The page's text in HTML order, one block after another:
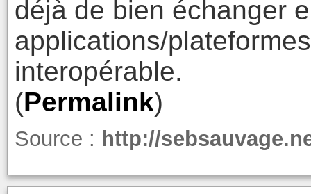
déjà de bien échanger
applications/
interopérable.
(Permalink)
Source : http://